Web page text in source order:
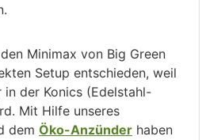
Minimax von Big Green
Setup entschieden, weil
in der Konics (Edelstahl-
Mit Hilfe unseres
dem Öko-Anzünder haben